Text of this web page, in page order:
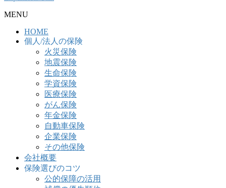
MENU
HOME
個人/法人の保険
火災保険
地震保険
生命保険
学資保険
医療保険
がん保険
年金保険
自動車保険
企業保険
その他保険
会社概要
保険選びのコツ
公的保障の活用